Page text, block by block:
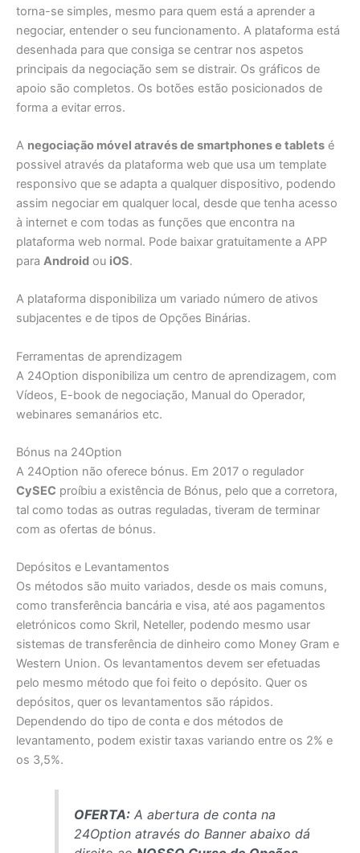
torna-se simples, mesmo para quem está a aprender a
negociar, entender o seu funcionamento. A plataforma está
desenhada para que consiga se centrar nos aspetos
principais da negociação sem se distrair. Os gráficos de
apoio são completos. Os botões estão posicionados de
forma a evitar erros.
A negociação móvel através de smartphones e tablets é
possivel através da plataforma web que usa um template
responsivo que se adapta a qualquer dispositivo, podendo
assim negociar em qualquer local, desde que tenha acesso
à internet e com todas as funções que encontra na
plataforma web normal. Pode baixar gratuitamente a APP
para Android ou iOS.
A plataforma disponibiliza um variado número de ativos
subjacentes e de tipos de Opções Binárias.
Ferramentas de aprendizagem
A 24Option disponibiliza um centro de aprendizagem, com
Vídeos, E-book de negociação, Manual do Operador,
webinares semanários etc.
Bónus na 24Option
A 24Option não oferece bónus. Em 2017 o regulador
CySEC proíbiu a existência de Bónus, pelo que a corretora,
tal como todas as outras reguladas, tiveram de terminar
com as ofertas de bónus.
Depósitos e Levantamentos
Os métodos são muito variados, desde os mais comuns,
como transferência bancária e visa, até aos pagamentos
eletrónicos como Skril, Neteller, podendo mesmo usar
sistemas de transferência de dinheiro como Money Gram e
Western Union. Os levantamentos devem ser efetuadas
pelo mesmo método que foi feito o depósito. Quer os
depósitos, quer os levantamentos são rápidos.
Dependendo do tipo de conta e dos métodos de
levantamento, podem existir taxas variando entre os 2% e
os 3,5%.
OFERTA: A abertura de conta na
24Option através do Banner abaixo dá